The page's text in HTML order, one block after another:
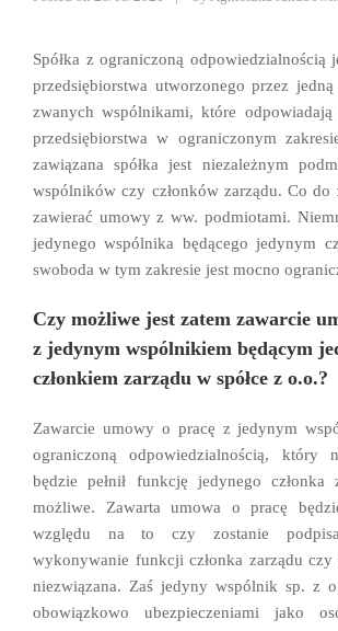
Spółka z ograniczoną odpowiedzialnością
przedsiębiorstwa utworzonego przez
zwanych wspólnikami, które odpowiadają
przedsiębiorstwa w ograniczonym
zawiązana spółka jest niezależnym
wspólników czy członków zarządu. Co do
zawierać umowy z ww. podmiotami.
jedynego wspólnika będącego jedynym
swoboda w tym zakresie jest mocno
Czy możliwe jest zatem zawarcie
z jedynym wspólnikiem będącym
członkiem zarządu w spółce z o.o.?
Zawarcie umowy o pracę z jedynym
ograniczoną odpowiedzialnością, który
będzie pełnił funkcję jedynego członka
możliwe. Zawarta umowa o pracę
względu na to czy zostanie
wykonywanie funkcji członka zarządu
niezwiązana. Zaś jedyny wspólnik sp. z
obowiązkowo ubezpieczeniami jako